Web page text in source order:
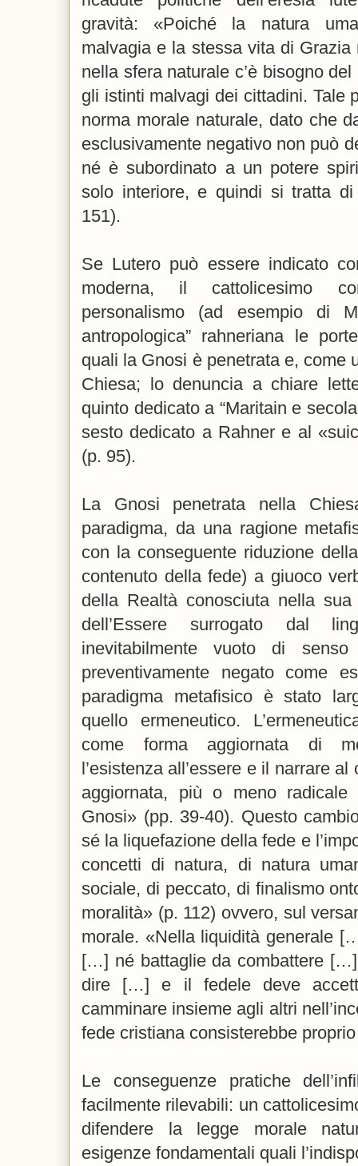
gravità: «Poiché la natura
malvagia e la stessa vita di
nella sfera naturale c’è bisogno
gli istinti malvagi dei cittadini. Tale
norma morale naturale, dato che
esclusivamente negativo non può
né è subordinato a un potere
solo interiore, e quindi si tratta
151).
Se Lutero può essere indicato
moderna, il cattolicesimo
personalismo (ad esempio di
antropologica” rahneriana le
quali la Gnosi è penetrata e, come
Chiesa; lo denuncia a chiare
quinto dedicato a “Maritain e
sesto dedicato a Rahner e al
(p. 95).
La Gnosi penetrata nella
paradigma, da una ragione
con la conseguente riduzione
contenuto della fede) a giuoco
della Realtà conosciuta nella
dell’Essere surrogato dal
inevitabilmente vuoto di senso
preventivamente negato come
paradigma metafisico è stato
quello ermeneutico.
come forma aggiornata di
l’esistenza all’essere e il narrare
aggiornata, più o meno
Gnosi» (pp. 39-40). Questo
sé la liquefazione della fede e
concetti di natura, di natura
sociale, di peccato, di finalismo
moralità» (p. 112) ovvero, sul
morale. «Nella liquidità generale
[…] né battaglie da combattere […]
dire […] e il fedele deve
camminare insieme agli altri
fede cristiana consisterebbe
Le conseguenze pratiche
facilmente rilevabili: un
difendere la legge morale
esigenze fondamentali quali